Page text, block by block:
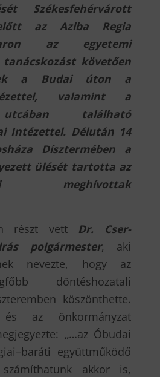
Székesfehérvárott
az Azlba Regia
az egyetemi
követően
a Budai úton a
valamint a
található
Intézettel. Délután 14
Dísztermében a
ülését tartotta az
meghívottak
részt vett Dr. Cser-
polgármester, aki
nevezte, hogy az
döntéshozatali
köszönthette.
és az önkormányzat
„…az Óbudai
együttműködő
akkor is,